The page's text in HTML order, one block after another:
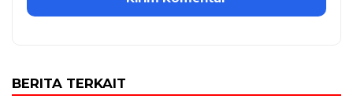
BERITA TERKAIT